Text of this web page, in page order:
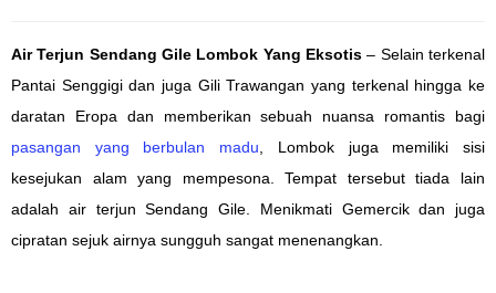
Air Terjun Sendang Gile Lombok Yang Eksotis – Selainterkenal
Pantai Senggigi dan juga Gili Trawangan yang terkenal hingga ke
daratan Eropa dan memberikan sebuah nuansa romantis bagi
pasangan yang berbulan madu , Lombok juga memilikisisi
kesejukan alam yang mempesona . Tempat tersebuttiada lain
adalah air terjun Sendang Gile. Menikmati Gemercik dan juga
cipratan sejuk airnya sungguh sangat menenangkan.